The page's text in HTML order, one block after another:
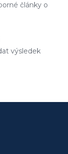
články o
výsledek